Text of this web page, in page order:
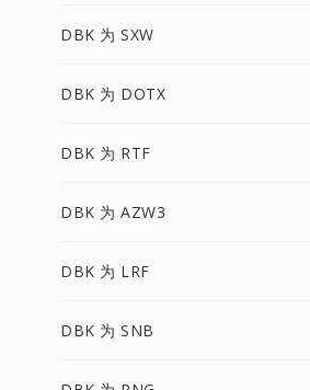
DBK 为 SXW
DBK 为 DOTX
DBK 为 RTF
DBK 为 AZW3
DBK 为 LRF
DBK 为 SNB